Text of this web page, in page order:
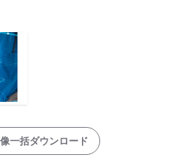
一括ダウンロード